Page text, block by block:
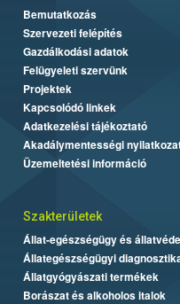
Bemutatkozás
Szervezeti felépítés
Gazdálkodási adatok
Felügyeleti szervünk
Projektek
Kapcsolódó linkek
Adatkezelési tájékoztató
Akadálymentességi
Üzemeltetési információ
Szakterületek
Állat-egészségügy és
Állategészségügyi
Állatgyógyászati termékek
Borászat és alkoholos italok